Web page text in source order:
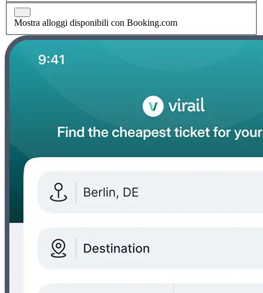
Mostra alloggi disponibili con Booking.com